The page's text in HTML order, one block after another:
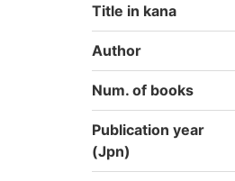
Title in kana
Author
Num. of books
Publication year
(Jpn)